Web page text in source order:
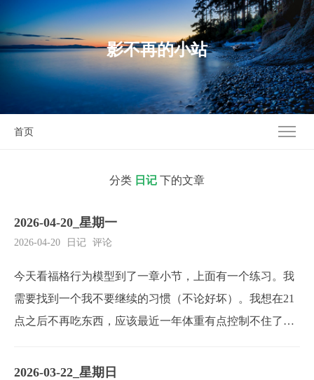
影不再的小站
首页
分类 日记 下的文章
2026-04-20_星期一
2026-04-20 日记 评论
今天看福格行为模型到了一章小节，上面有一个练习。我
需要找到一个我不要继续的习惯（不论好坏）。我想在21
点之后不再吃东西，应该最近一年体重有点控制不住了。
音刷到立马划走，零食放在看不见的地方。想到降低晚上
2026-03-22_星期日